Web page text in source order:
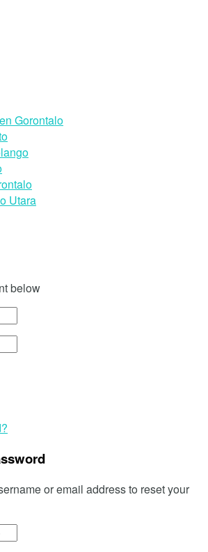
Gorontalo
Utara
below
or email address to reset your